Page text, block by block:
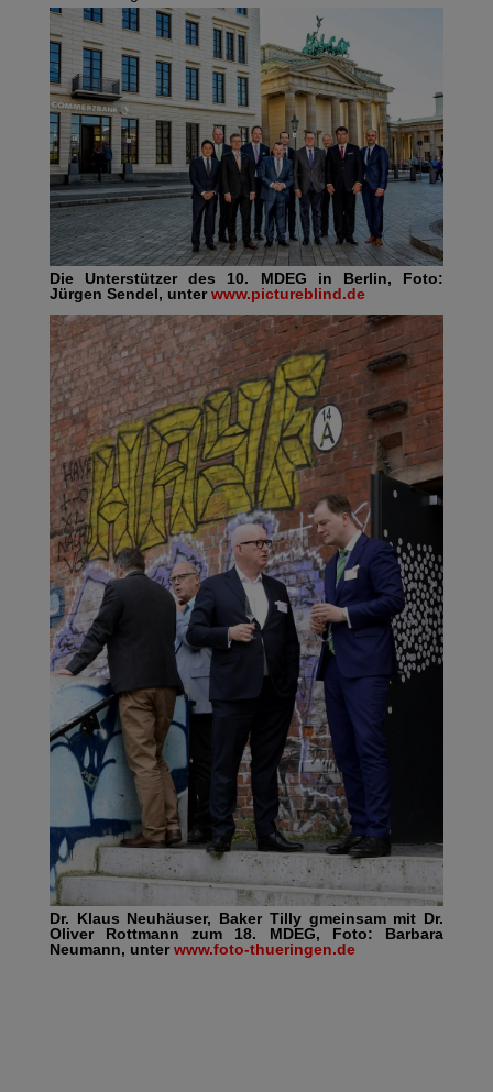
Die Unterstützer des 10. MDEG in Berlin, Foto:
Jürgen Sendel, unter www.pictureblind.de
Dr. Klaus Neuhäuser, Baker Tilly gmeinsam mit Dr.
Oliver Rottmann zum 18. MDEG, Foto: Barbara
Neumann, unter www.foto-thueringen.de